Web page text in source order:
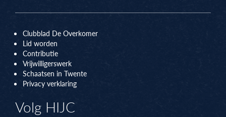
Clubblad De Overkomer
Lid worden
Contributie
Vrijwilligerswerk
Schaatsen in Twente
Privacy verklaring
Volg HIJC